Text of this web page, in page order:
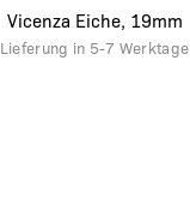
Vicenza Eiche, 19mm
Lieferung in 5-7 Werktage